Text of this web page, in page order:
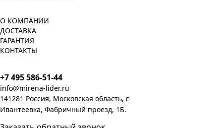
О КОМПАНИИ
ДОСТАВКА
ГАРАНТИЯ
КОНТАКТЫ
+7 495 586-51-44
info@mirena-lider.ru
141281 Россия, Московская область, г
Ивантеевка, Фабричный проезд, 1Б.